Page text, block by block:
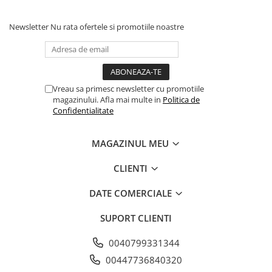
-lubrifiați intens suprafața ȋn timpul lucrului cu
Newsletter Nu rata ofertele si promotiile noastre
Vreau sa primesc newsletter cu promotiile
magazinului. Afla mai multe in Politica de
Confidentialitate
MAGAZINUL MEU
CLIENTI
DATE COMERCIALE
SUPORT CLIENTI
0040799331344
00447736840320